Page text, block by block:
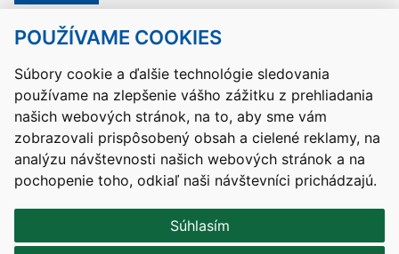
POUŽÍVAME COOKIES
Súbory cookie a ďalšie technológie sledovania
používame na zlepšenie vášho zážitku z prehliadania
našich webových stránok, na to, aby sme vám
zobrazovali prispôsobený obsah a cielené reklamy, na
analýzu návštevnosti našich webových stránok a na
pochopenie toho, odkiaľ naši návštevníci prichádzajú.
Súhlasím
Kontakty Mapa stránky RSS
Vyhlásenie o prístupnosti
Nastavenia cookies
Prevádzkovateľom služby je Ministerstvo školstva, výskumu,
vývoja a mládeže Slovenskej republiky.